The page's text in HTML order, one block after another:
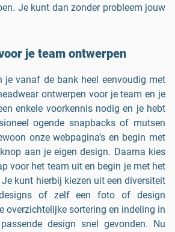
Je kunt dan zonder probleem jouw
je team ontwerpen
je vanaf de bank heel eenvoudig met
ontwerpen voor je team en je
enkele voorkennis nodig en je hebt
ogende snapbacks of mutsen
onze webpagina’s en begin met
aan je eigen design. Daarna kies
voor het team uit en begin je met het
kunt hierbij kiezen uit een diversiteit
designs of zelf een foto of design
overzichtelijke sortering en indeling in
design snel gevonden. Nu